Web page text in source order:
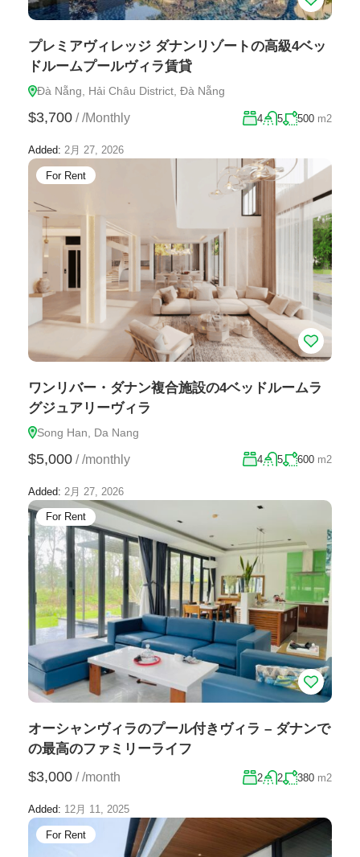
プレミアヴィレッジ ダナンリゾートの高級4ベッ
ドルームプールヴィラ賃貸
Đà Nẵng, Hải Châu District, Đà Nẵng
$3,700 / /Monthly 4 5 500 m2
Added: 2月 27, 2026
For Rent
ワンリバー・ダナン複合施設の4ベッドルームラ
グジュアリーヴィラ
Song Han, Da Nang
$5,000 / /monthly 4 5 600 m2
Added: 2月 27, 2026
For Rent
オーシャンヴィラのプール付きヴィラ – ダナンで
の最高のファミリーライフ
$3,000 / /month 2 2 380 m2
Added: 12月 11, 2025
For Rent